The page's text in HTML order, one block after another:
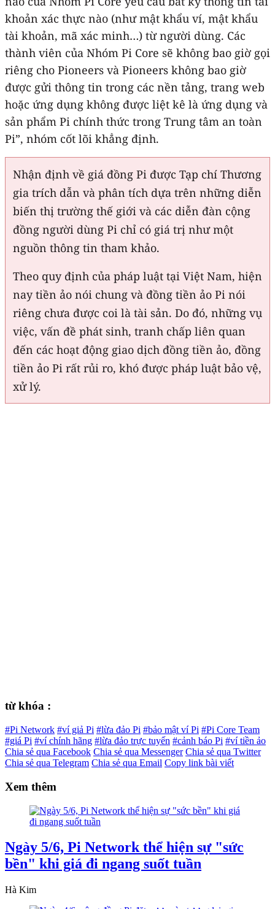
khoản xác thực nào (như mật khẩu ví, mật khẩu
tài khoản, mã xác minh…) từ người dùng. Các
thành viên của Nhóm Pi Core sẽ không bao giờ gọi
riêng cho Pioneers và Pioneers không bao giờ
được gửi thông tin trong các nền tảng, trang web
hoặc ứng dụng không được liệt kê là ứng dụng và
sản phẩm Pi chính thức trong Trung tâm an toàn
Pi”, nhóm cốt lõi khẳng định.
Nhận định về giá đồng Pi được Tạp chí Thương
gia trích dẫn và phân tích dựa trên những diễn
biến thị trường thế giới và các diễn đàn cộng
đồng người dùng Pi chỉ có giá trị như một
nguồn thông tin tham khảo.
Theo quy định của pháp luật tại Việt Nam, hiện
nay tiền ảo nói chung và đồng tiền ảo Pi nói
riêng chưa được coi là tài sản. Do đó, những vụ
việc, vấn đề phát sinh, tranh chấp liên quan
đến các hoạt động giao dịch đồng tiền ảo, đồng
tiền ảo Pi rất rủi ro, khó được pháp luật bảo vệ,
xử lý.
từ khóa :
#Pi Network #ví giả Pi #lừa đảo Pi #bảo mật ví Pi #Pi Core Team
#giá Pi #ví chính hãng #lừa đảo trực tuyến #cảnh báo Pi #ví tiền ảo
Chia sẻ qua Facebook Chia sẻ qua Messenger Chia sẻ qua Twitter
Chia sẻ qua Telegram Chia sẻ qua Email Copy link bài viết
Xem thêm
Ngày 5/6, Pi Network thể hiện sự "sức
bền" khi giá đi ngang suốt tuần
Hà Kim